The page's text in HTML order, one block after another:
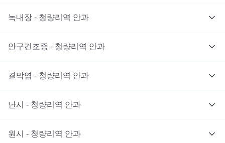
녹내장 - 청량리역 안과
안구건조증 - 청량리역 안과
결막염 - 청량리역 안과
난시 - 청량리역 안과
원시 - 청량리역 안과